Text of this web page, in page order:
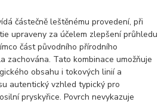
částečně leštěnému provedení, při
upraveny za účelem zlepšení průhledu
část původního přírodního
zachována. Tato kombinace umožňuje
obsahu i tokových linií a
autentický vzhled typický pro
pryskyřice. Povrch nevykazuje